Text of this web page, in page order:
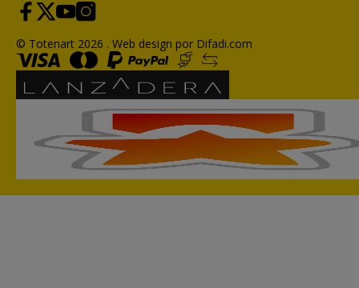
© Totenart 2026 . Web design por Difadi.com